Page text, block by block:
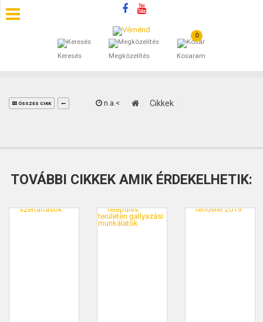
Keresés Megközelítés
0
Kosaram
SZÁLLÁSOK
ÁLTALÁNOS SZERZŐDÉSI FELTÉTELEK
ÖSSZES CIKK n.a.< Cikkek
TOVÁBBI CIKKEK AMIK ÉRDEKELHETIK: